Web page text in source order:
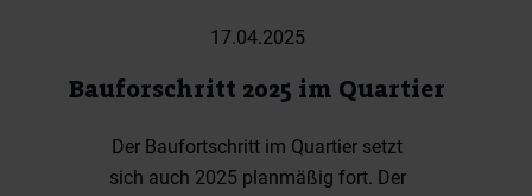
17.04.2025
Bauforschritt 2025 im Quartier
Der Baufortschritt im Quartier setzt
sich auch 2025 planmäßig fort. Der